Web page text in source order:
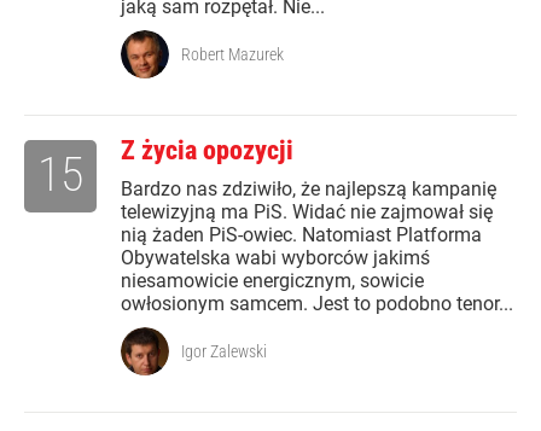
jaką sam rozpętał. Nie...
Robert Mazurek
Z życia opozycji
Bardzo nas zdziwiło, że najlepszą kampanię
telewizyjną ma PiS. Widać nie zajmował się
nią żaden PiS-owiec. Natomiast Platforma
Obywatelska wabi wyborców jakimś
niesamowicie energicznym, sowicie
owłosionym samcem. Jest to podobno tenor...
15
Igor Zalewski